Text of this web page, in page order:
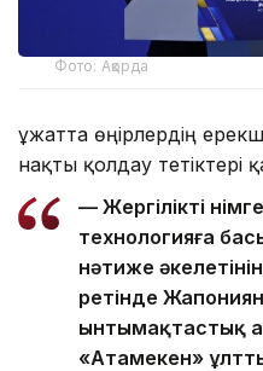
Фото: Ақорда
Құжатта өңірлердің
нақты қолдау тетіктері
— Жергілікті
технологияға
нәтиже
ретінде
ынтымақтастық
«Атамекен»